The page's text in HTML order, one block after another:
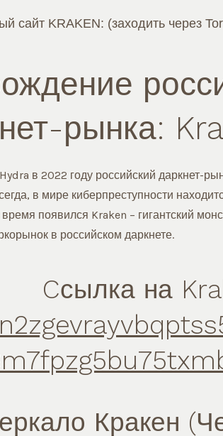
сайт KRAKEN: (заходить через
рынка:
в 2022 году российский даркнет-
в мире киберпреступности
появился Kraken – гигантский
в российском даркнете.
Cсылка на
Кракен